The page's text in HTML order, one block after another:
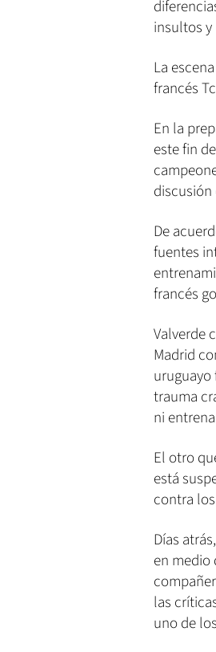
insultos
La
francés
En la
este fin
De
fuentes
francés
Valverde
Madrid
trauma
ni
El otro
está
contra
Días
en medio
las
uno de